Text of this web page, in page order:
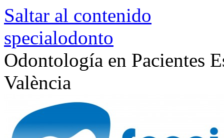
Saltar al contenido
specialodonto
Odontología en Pacientes
València